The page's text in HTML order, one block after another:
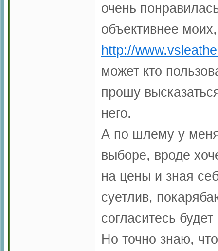
очень
объективнее
http://
может кто
прошу
него.
А по шлему у меня
выборе, вроде
на цены и зная
суетлив,
согласитесь
Но точно знаю,